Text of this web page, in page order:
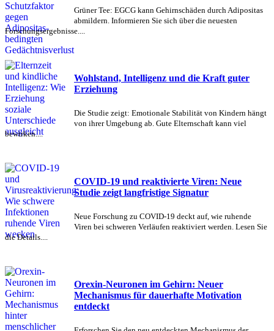
Grüner Tee: EGCG kann Gehirnschäden durch Adipositas
abmildern. Informieren Sie sich über die neuesten
Forschungsergebnisse....
Wohlstand, Intelligenz und die Kraft guter
Erziehung
Die Studie zeigt: Emotionale Stabilität von Kindern hängt
von ihrer Umgebung ab. Gute Elternschaft kann viel
bewirken....
COVID-19 und reaktivierte Viren: Neue
Studie zeigt langfristige Signatur
Neue Forschung zu COVID-19 deckt auf, wie ruhende
Viren bei schweren Verläufen reaktiviert werden. Lesen Sie
die Details....
Orexin-Neuronen im Gehirn: Neuer
Mechanismus für dauerhafte Motivation
entdeckt